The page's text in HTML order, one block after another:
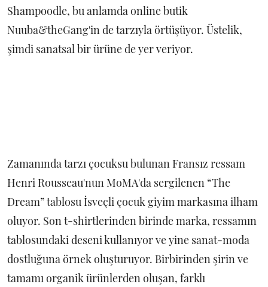
Shampoodle, bu anlamda online butik
Nuuba&theGang'in de tarzıyla örtüşüyor. Üstelik,
şimdi sanatsal bir ürüne de yer veriyor.
Zamanında tarzı çocuksu bulunan Fransız ressam
Henri Rousseau'nun MoMA'da sergilenen “The
Dream” tablosu İsveçli çocuk giyim markasına ilham
oluyor. Son t-shirtlerinden birinde marka, ressamın
tablosundaki deseni kullanıyor ve yine sanat-moda
dostluğuna örnek oluşturuyor. Birbirinden şirin ve
tamamı organik ürünlerden oluşan, farklı